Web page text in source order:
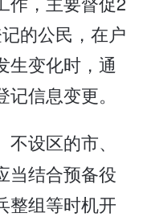
的公民，在户
生变化时，通
信息变更。
设区的市、
当结合预备役
整组等时机开